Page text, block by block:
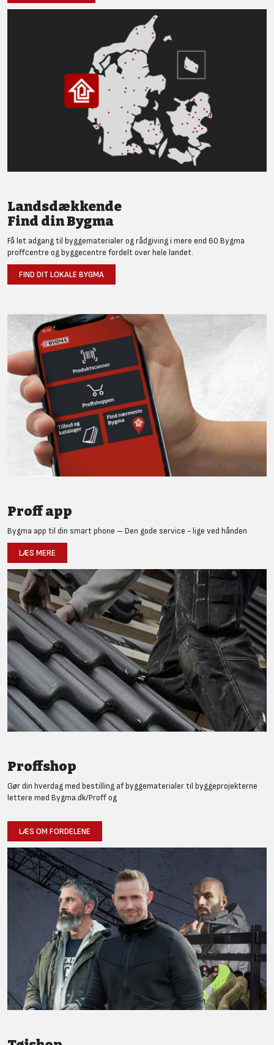
Landsdækkende
Find din Bygma
Få let adgang til byggematerialer og rådgiving i mere end 60 Bygma
proffcentre og byggecentre fordelt over hele landet.
FIND DIT LOKALE BYGMA
Proff app
Bygma app til din smart phone – Den gode service - lige ved hånden
LÆS MERE
Proffshop
Gør din hverdag med bestilling af byggematerialer til byggeprojekterne
lettere med Bygma.dk/Proff og
LÆS OM FORDELENE